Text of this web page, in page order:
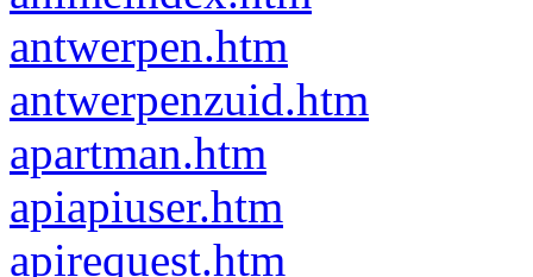
antwerpen.htm
antwerpenzuid.htm
apartman.htm
apiapiuser.htm
apirequest.htm